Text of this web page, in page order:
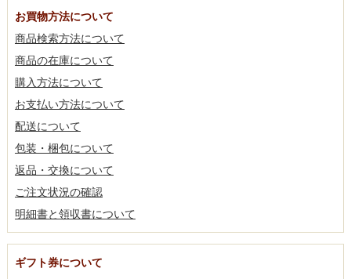
お買物方法について
商品検索方法について
商品の在庫について
購入方法について
お支払い方法について
配送について
包装・梱包について
返品・交換について
ご注文状況の確認
明細書と領収書について
ギフト券について